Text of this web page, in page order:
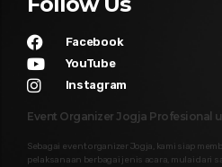
Facebook
YouTube
Instagram
Event Organizer Jogja Profesional
Sebagai event organizer Jogja, kami siap
pelaksanaan berbagai jenis acara, mulai dari